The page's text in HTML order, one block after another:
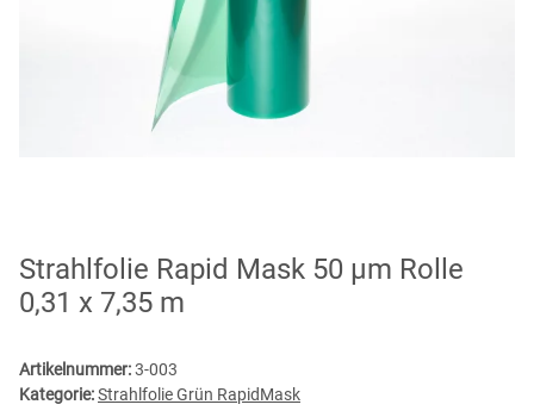
Strahlfolie Rapid Mask 50 µm Rolle
0,31 x 7,35 m
Artikelnummer:3-003
Kategorie:Strahlfolie Grün RapidMask